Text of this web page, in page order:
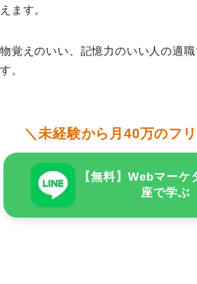
えます。
物覚えのいい、記憶力のいい人の適
す。
＼未経験から月40万のフ
【無料】Webマーケ
座で学ぶ